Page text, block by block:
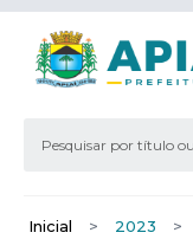
Inicial > 2023 >